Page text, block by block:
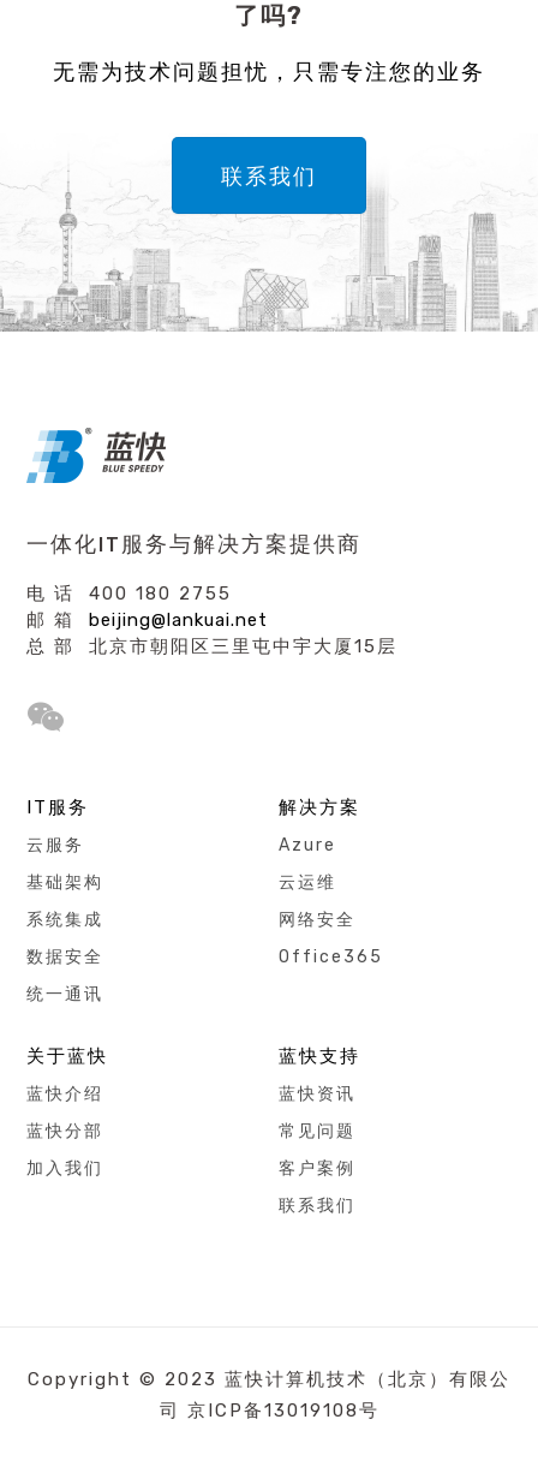
了吗?
无需为技术问题担忧，只需专注您的业务
联系我们
一体化IT服务与解决方案提供商
电 话 400 180 2755
邮 箱beijing@lankuai.net
总 部 北京市朝阳区三里屯中宇大厦15层
IT服务
云服务
基础架构
系统集成
数据安全
统一通讯
解决方案
Azure
云运维
网络安全
Office365
关于蓝快
蓝快介绍
蓝快分部
加入我们
蓝快支持
蓝快资讯
常见问题
客户案例
联系我们
Copyright © 2023 蓝快计算机技术（北京）有限公
司 京ICP备13019108号